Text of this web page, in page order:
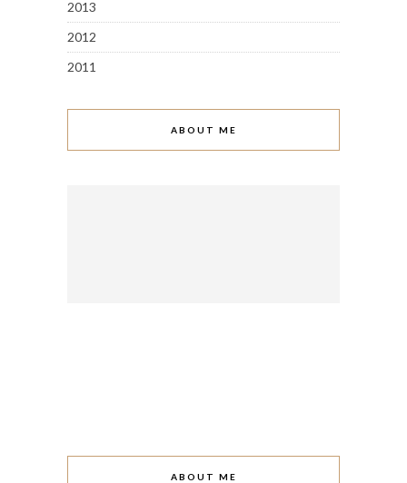
2013
2012
2011
ABOUT ME
ABOUT ME